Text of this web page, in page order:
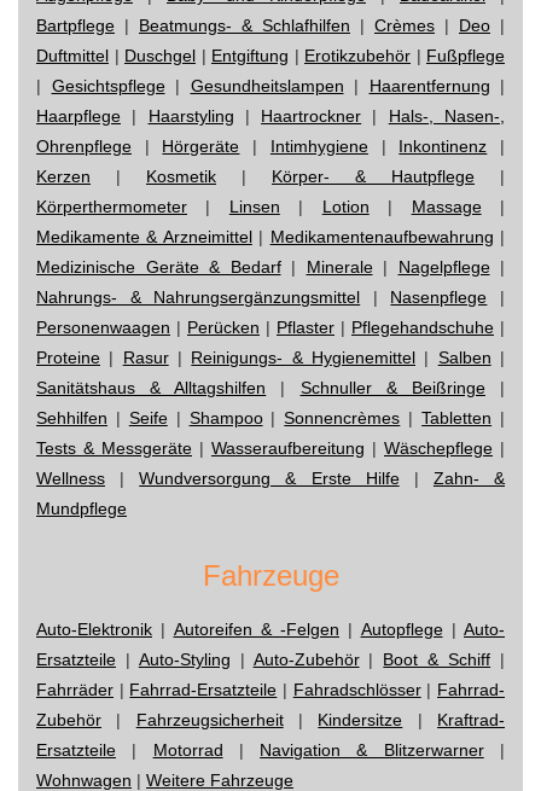
Bartpflege | Beatmungs- & Schlafhilfen | Crèmes | Deo |
Duftmittel | Duschgel | Entgiftung | Erotikzubehör | Fußpflege
| Gesichtspflege| Gesundheitslampen | Haarentfernung |
Haarpflege | Haarstyling | Haartrockner | Hals-, Nasen-,
Ohrenpflege | Hörgeräte | Intimhygiene| Inkontinenz |
Kerzen | Kosmetik | Körper- & Hautpflege |
Körperthermometer | Linsen | Lotion | Massage|
Medikamente & Arzneimittel| Medikamentenaufbewahrung |
Medizinische Geräte & Bedarf| Minerale| Nagelpflege|
Nahrungs- & Nahrungsergänzungsmittel | Nasenpflege |
Personenwaagen | Perücken | Pflaster | Pflegehandschuhe |
Proteine | Rasur| Reinigungs- & Hygienemittel | Salben |
Sanitätshaus & Alltagshilfen | Schnuller & Beißringe|
Sehhilfen | Seife| Shampoo|Sonnencrèmes |Tabletten |
Tests & Messgeräte | Wasseraufbereitung | Wäschepflege |
Wellness |Wundversorgung & Erste Hilfe| Zahn- &
Mundpflege
Fahrzeuge
Auto-Elektronik | Autoreifen & -Felgen | Autopflege| Auto-
Ersatzteile | Auto-Styling | Auto-Zubehör| Boot & Schiff |
Fahrräder | Fahrrad-Ersatzteile | Fahradschlösser| Fahrrad-
Zubehör | Fahrzeugsicherheit| Kindersitze | Kraftrad-
Ersatzteile | Motorrad | Navigation & Blitzerwarner|
Wohnwagen | Weitere Fahrzeuge